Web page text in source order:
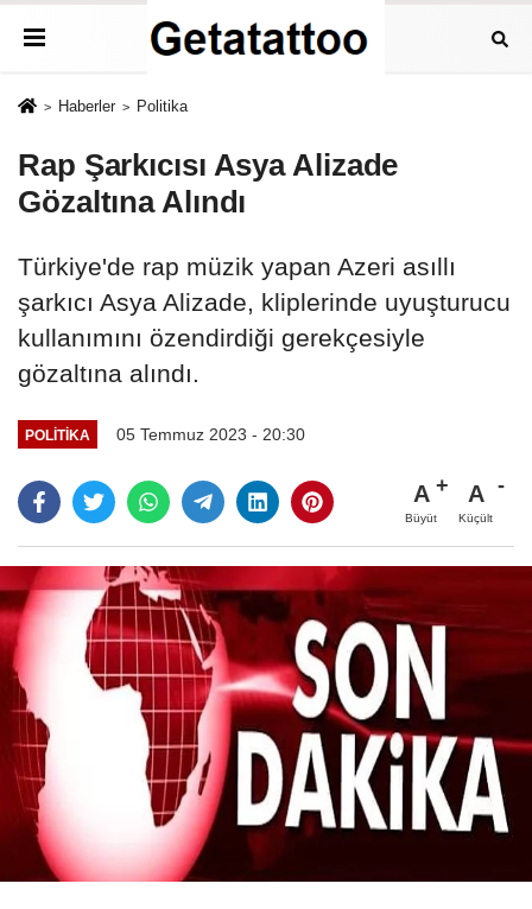
Haberler Politika
Rap Şarkıcısı Asya Alizade
Gözaltına Alındı
Türkiye'de rap müzik yapan Azeri asıllı
şarkıcı Asya Alizade, kliplerinde uyuşturucu
kullanımını özendirdiği gerekçesiyle
gözaltına alındı.
POLITIKA 05 Temmuz 2023 - 20:30
A
Büyüt
A
Küçült